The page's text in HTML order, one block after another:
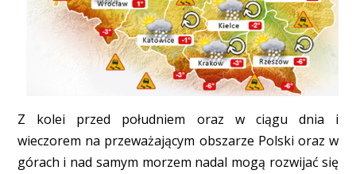
Z kolei przed południem oraz w ciągu dnia i
wieczorem na przeważającym obszarze Polski oraz w
górach i nad samym morzem nadal mogą rozwijać się